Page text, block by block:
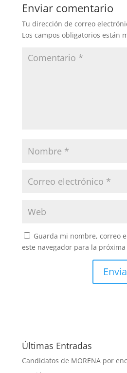
Enviar comentario
Tu dirección de correo
Los campos obligatorios están
Guarda mi nombre, correo
este navegador para la
Últimas Entradas
Candidatos de MORENA por